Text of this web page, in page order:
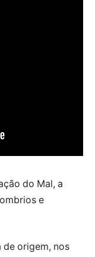
do Mal, a
e
de origem, nos